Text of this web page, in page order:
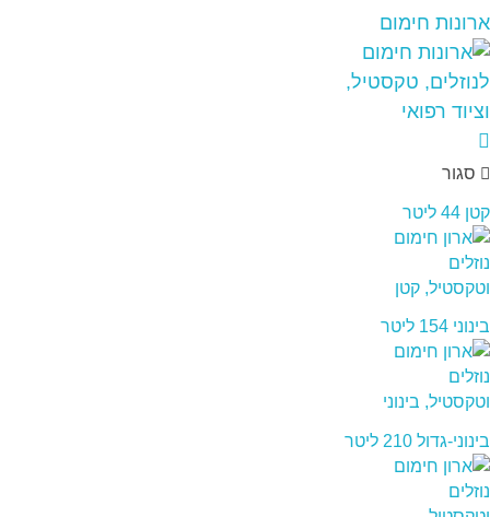
ארונות חימום
סגור
קטן 44 ליטר
בינוני 154 ליטר
בינוני-גדול 210 ליטר